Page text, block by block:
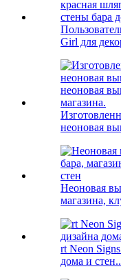
Girl для
неоновая
Неоновая
магазина,
rt Neon
дома и